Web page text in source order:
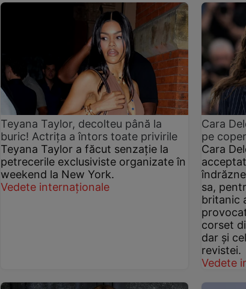
Teyana Taylor, decolteu până la
buric! Actrița a întors toate privirile
Teyana Taylor a făcut senzație la
petrecerile exclusiviste organizate în
weekend la New York.
Vedete internaționale
Cara
pe
Cara
sa,
britanic
corset
dar și
revistei.
Vedete